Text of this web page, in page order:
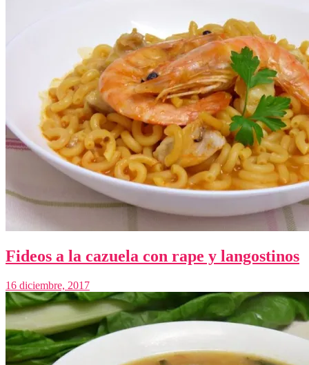
Fideos a la cazuela con rape y langostinos
16 diciembre, 2017